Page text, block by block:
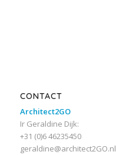
CONTACT
Architect2GO
Ir Geraldine Dijk:
+31 (0)6 46235450
geraldine@architect2GO.nl